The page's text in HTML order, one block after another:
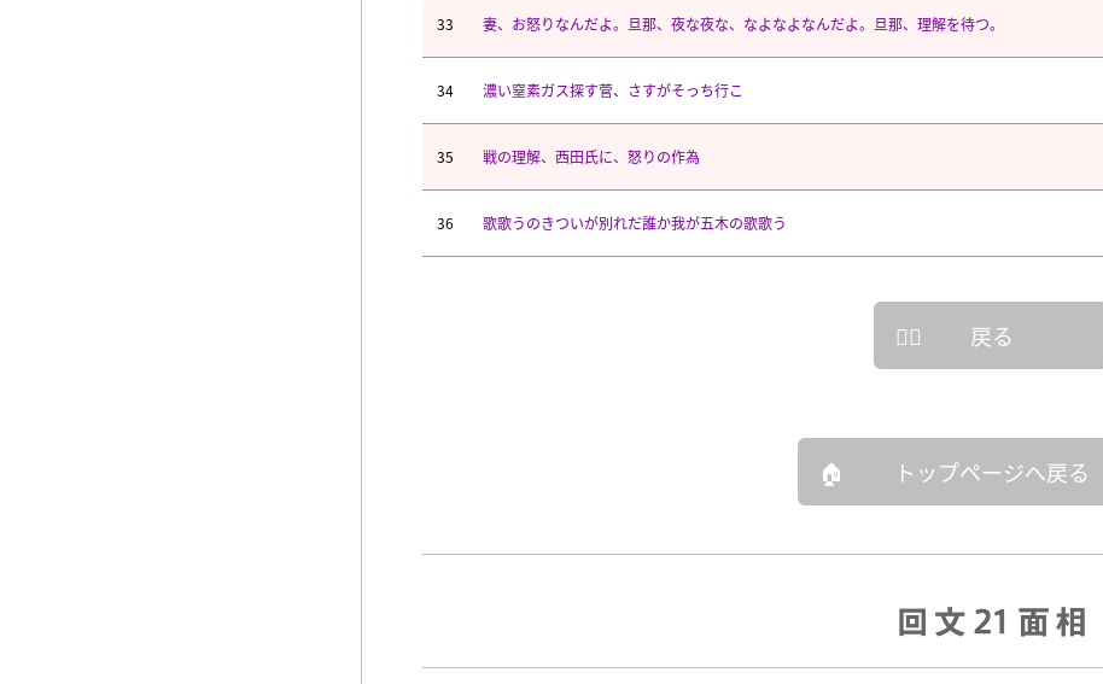
33 妻、お怒りなんだよ。旦那、夜な夜な、なよなよなんだよ。旦那、理解を待つ。
34 濃い窒素ガス探す菅、さすがそっち行こ
35 戦の理解、西田氏に、怒りの作為
36 歌歌うのきついが別れだ誰か我が五木の歌歌う
戻る
トップページへ戻る